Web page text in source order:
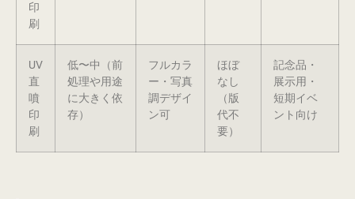
印
刷
UV
直
噴
印
刷
低〜中（前
処理や用途
に大きく依
存）
フルカラ
ー・写真
調デザイ
ン可
ほぼ
なし
（版
代不
要）
記念品・
展示用・
短期イベ
ント向け